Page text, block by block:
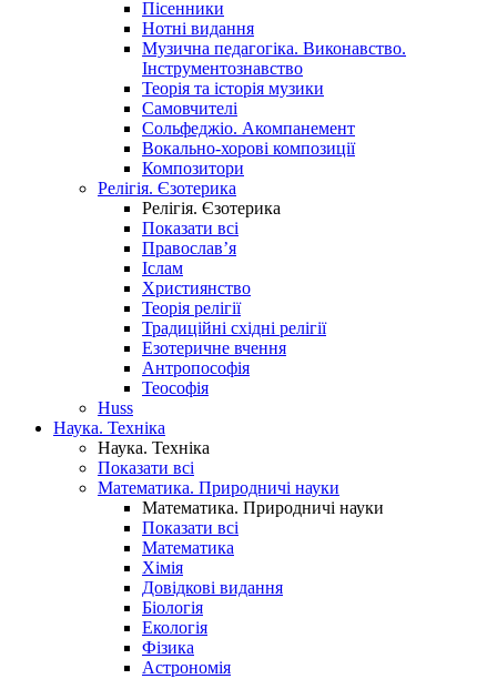
Пісенники
Нотні видання
Музична педагогіка. Виконавство.
Інструментознавство
Теорія та історія музики
Самовчителі
Сольфеджіо. Акомпанемент
Вокально-хорові композиції
Композитори
Релігія. Єзотерика
Релігія. Єзотерика
Показати всі
Православ’я
Іслам
Християнство
Теорія релігії
Традиційні східні релігії
Езотеричне вчення
Антропософія
Теософія
Huss
Наука. Техніка
Наука. Техніка
Показати всі
Математика. Природничі науки
Математика. Природничі науки
Показати всі
Математика
Хімія
Довідкові видання
Біологія
Екологія
Фізика
Астрономія